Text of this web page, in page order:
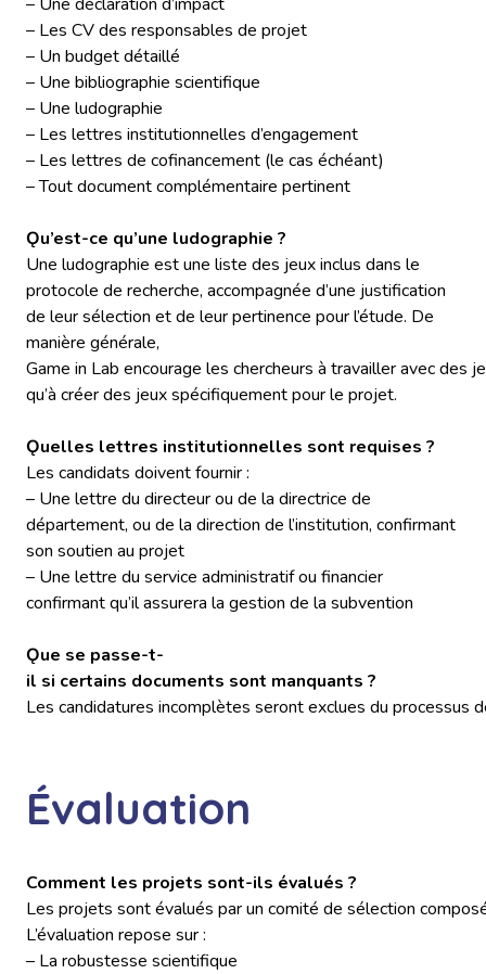
– Les CV des responsables de projet
– Un budget détaillé
– Une bibliographie scientifique
– Une ludographie
– Les lettres institutionnelles d’engagement
– Les lettres de cofinancement (le cas échéant)
– Tout document complémentaire pertinent
Ǫu’est-ce qu’une ludographie ?
Une ludographie est une liste des jeux inclus dans le
protocole de recherche, accompagnée d’une justification
de leur sélection et de leur pertinence pour l’étude. De
manière générale,
Game in Lab encourage les chercheurs à travailler avec des
qu’à créer des jeux spécifiquement pour le projet.
Ǫuelles lettres institutionnelles sont requises ?
Les candidats doivent fournir :
– Une lettre du directeur ou de la directrice de
département, ou de la direction de l’institution, confirmant
son soutien au projet
– Une lettre du service administratif ou financier
confirmant qu’il assurera la gestion de la subvention
Ǫue se passe-t-
il si certains documents sont manquants ?
Les candidatures incomplètes seront exclues du processus
Évaluation
Comment les projets sont-ils évalués ?
Les projets sont évalués par un comité de sélection
L’évaluation repose sur :
– La robustesse scientifique